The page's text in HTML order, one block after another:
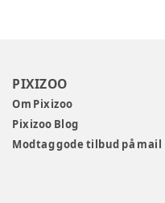
PIXIZOO
Om Pixizoo
Pixizoo Blog
Modtag gode tilbud på mail